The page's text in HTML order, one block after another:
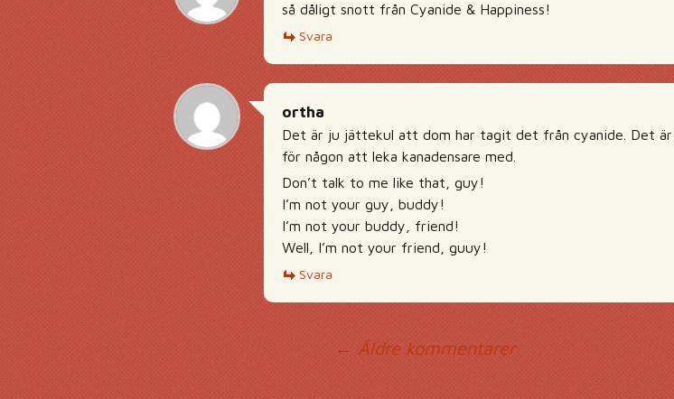
så dåligt snott från Cyanide & Happiness!
Svara
ortha
Det är ju jättekul att dom har tagit det från cyanide. Det är
för någon att leka kanadensare med.
Don’t talk to me like that, guy!
I’m not your guy, buddy!
I’m not your buddy, friend!
Well, I’m not your friend, guuy!
Svara
← Äldre kommentarer